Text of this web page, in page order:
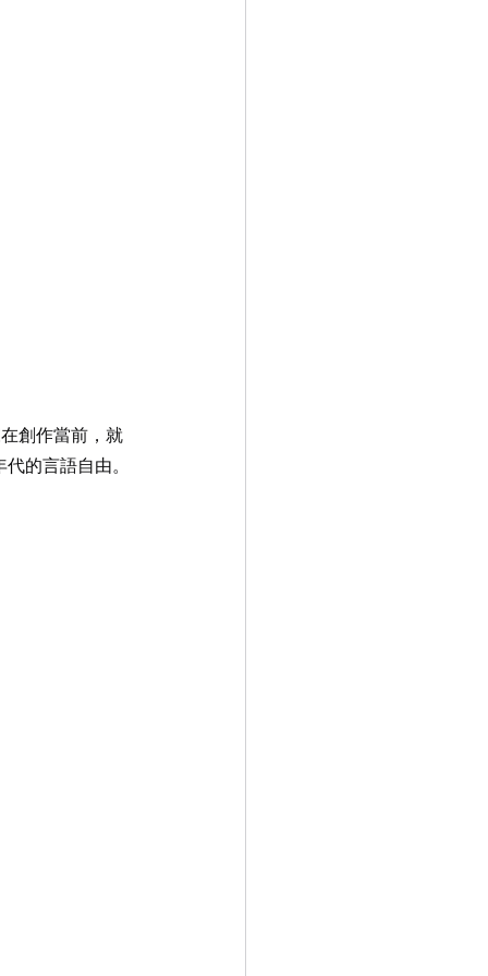
創作當前，就
的言語自由。